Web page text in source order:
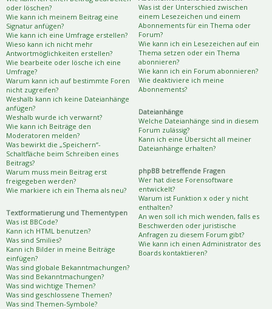
oder löschen?
Wie kann ich meinem Beitrag eine
Signatur anfügen?
Wie kann ich eine Umfrage erstellen?
Wieso kann ich nicht mehr
Antwortmöglichkeiten erstellen?
Wie bearbeite oder lösche ich eine
Umfrage?
Warum kann ich auf bestimmte Foren
nicht zugreifen?
Weshalb kann ich keine Dateianhänge
anfügen?
Weshalb wurde ich verwarnt?
Wie kann ich Beiträge den
Moderatoren melden?
Was bewirkt die „Speichern“-
Schaltfläche beim Schreiben eines
Beitrags?
Warum muss mein Beitrag erst
freigegeben werden?
Wie markiere ich ein Thema als neu?
Textformatierung und Thementypen
Was ist BBCode?
Kann ich HTML benutzen?
Was sind Smilies?
Kann ich Bilder in meine Beiträge
einfügen?
Was sind globale Bekanntmachungen?
Was sind Bekanntmachungen?
Was sind wichtige Themen?
Was sind geschlossene Themen?
Was sind Themen-Symbole?
Was ist der Unterschied zwischen
einem Lesezeichen und einem
Abonnements für ein Thema oder
Forum?
Wie kann ich ein Lesezeichen auf ein
Thema setzen oder ein Thema
abonnieren?
Wie kann ich ein Forum abonnieren?
Wie deaktiviere ich meine
Abonnements?
Dateianhänge
Welche Dateianhänge sind in diesem
Forum zulässig?
Kann ich eine Übersicht all meiner
Dateianhänge erhalten?
phpBB betreffende Fragen
Wer hat diese Forensoftware
entwickelt?
Warum ist Funktion x oder y nicht
enthalten?
An wen soll ich mich wenden, falls es
Beschwerden oder juristische
Anfragen zu diesem Forum gibt?
Wie kann ich einen Administrator des
Boards kontaktieren?